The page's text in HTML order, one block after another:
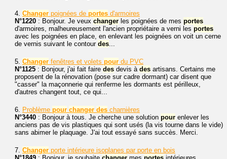
4. Changer poignées de portes d'armoires
N°1220 : Bonjour. Je veux changer les poignées de mes portes
d'armoires, malheureusement l'ancien propriétaire a verni les portes
avec les poignées en place, en enlevant les poignées on voit un cerne
de vernis suivant le contour des
5. Changer fenêtres et volets pour du PVC
N°1125 : Bonjour, j'ai fait faire des devis à des artisans. Certains me
proposent de la rénovation (pose sur cadre dormant) car disent que
"casser" la maçonnerie qui renferme les dormants est périlleux,
d'autres changent tout, ce qui...
6. Problème pour changer des charnières
N°3440 : Bonjour à tous. Je cherche une solution pour enlever les
anciens pas de vis plastiques qui sont usés (la vis tourne dans le vide)
sans abimer le plaquage. J'ai tout essayé sans succès. Merci.
7. Changer porte intérieure isoplanes par porte en bois